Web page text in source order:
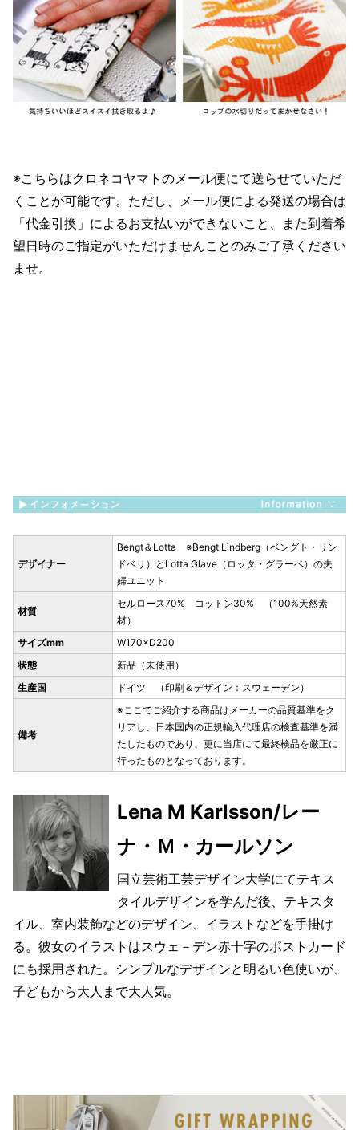
※こちらはクロネコヤマトのメール便にて送らせていただ
くことが可能です。ただし、メール便による発送の場合は
「代金引換」によるお支払いができないこと、また到着希
望日時のご指定がいただけませんことのみご了承ください
ませ。
デザイナー
Bengt＆Lotta ※Bengt Lindberg（ベングト・リン
ドベリ）とLotta Glave（ロッタ・グラーベ）の夫
婦ユニット
材質
セルロース70% コットン30% （100%天然素
材）
サイズmm
W170×D200
状態
新品（未使用）
生産国
ドイツ （印刷＆デザイン：スウェーデン）
備考
※ここでご紹介する商品はメーカーの品質基準をク
リアし、日本国内の正規輸入代理店の検査基準を満
たしたものであり、更に当店にて最終検品を厳正に
行ったものとなっております。
Lena M Karlsson/レー
ナ・Ｍ・カールソン
国立芸術工芸デザイン大学にてテキス
タイルデザインを学んだ後、テキスタ
イル、室内装飾などのデザイン、イラストなどを手掛け
る。彼女のイラストはスウェ－デン赤十字のポストカード
にも採用された。シンプルなデザインと明るい色使いが、
子どもから大人まで大人気。